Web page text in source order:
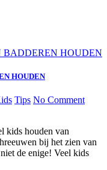
HOUDEN
Tips No Comment
kids houden van
bij het zien van
de enige! Veel kids